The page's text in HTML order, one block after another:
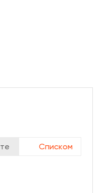
Списком